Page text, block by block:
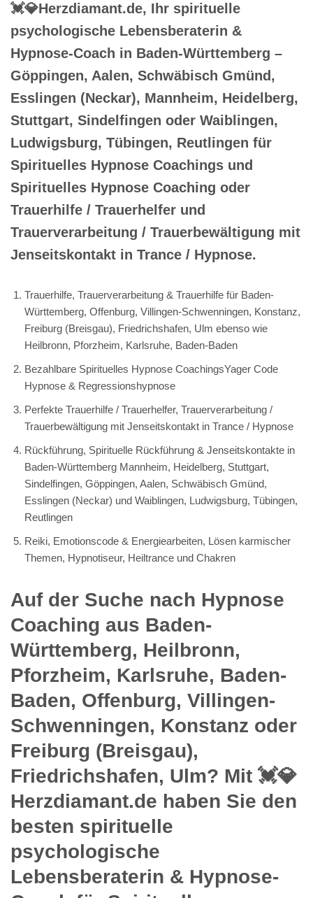
💓️💎Herzdiamant.de, Ihr spirituelle
psychologische Lebensberaterin &
Hypnose-Coach in Baden-Württemberg –
Göppingen, Aalen, Schwäbisch Gmünd,
Esslingen (Neckar), Mannheim, Heidelberg,
Stuttgart, Sindelfingen oder Waiblingen,
Ludwigsburg, Tübingen, Reutlingen für
Spirituelles Hypnose Coachings und
Spirituelles Hypnose Coaching oder
Trauerhilfe / Trauerhelfer und
Trauerverarbeitung / Trauerbewältigung mit
Jenseitskontakt in Trance / Hypnose.
Trauerhilfe, Trauerverarbeitung & Trauerhilfe für Baden-
Württemberg, Offenburg, Villingen-Schwenningen, Konstanz,
Freiburg (Breisgau), Friedrichshafen, Ulm ebenso wie
Heilbronn, Pforzheim, Karlsruhe, Baden-Baden
Bezahlbare Spirituelles Hypnose CoachingsYager Code
Hypnose & Regressionshypnose
Perfekte Trauerhilfe / Trauerhelfer, Trauerverarbeitung /
Trauerbewältigung mit Jenseitskontakt in Trance / Hypnose
Rückführung, Spirituelle Rückführung & Jenseitskontakte in
Baden-Württemberg Mannheim, Heidelberg, Stuttgart,
Sindelfingen, Göppingen, Aalen, Schwäbisch Gmünd,
Esslingen (Neckar) und Waiblingen, Ludwigsburg, Tübingen,
Reutlingen
Reiki, Emotionscode & Energiearbeiten, Lösen karmischer
Themen, Hypnotiseur, Heiltrance und Chakren
Auf der Suche nach Hypnose
Coaching aus Baden-
Württemberg, Heilbronn,
Pforzheim, Karlsruhe, Baden-
Baden, Offenburg, Villingen-
Schwenningen, Konstanz oder
Freiburg (Breisgau),
Friedrichshafen, Ulm? Mit 💓️💎
Herzdiamant.de haben Sie den
besten spirituelle
psychologische
Lebensberaterin & Hypnose-